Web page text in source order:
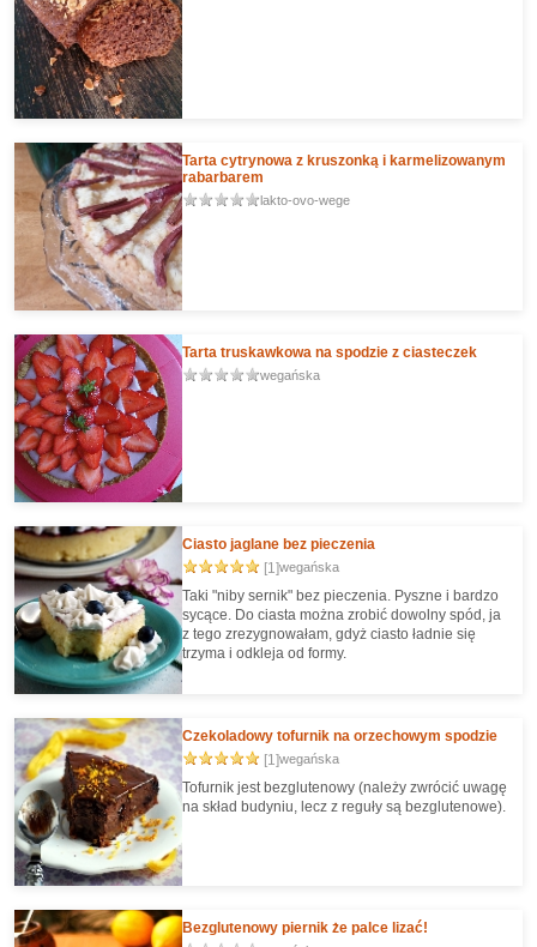
Tarta cytrynowa z kruszonką i karmelizowanym
rabarbarem
lakto-ovo-wege
Tarta truskawkowa na spodzie z ciasteczek
wegańska
Ciasto jaglane bez pieczenia
[1]wegańska
Taki "niby sernik" bez pieczenia. Pyszne i bardzo
sycące. Do ciasta można zrobić dowolny spód, ja
z tego zrezygnowałam, gdyż ciasto ładnie się
trzyma i odkleja od formy.
Czekoladowy tofurnik na orzechowym spodzie
[1]wegańska
Tofurnik jest bezglutenowy (należy zwrócić uwagę
na skład budyniu, lecz z reguły są bezglutenowe).
Bezglutenowy piernik że palce lizać!